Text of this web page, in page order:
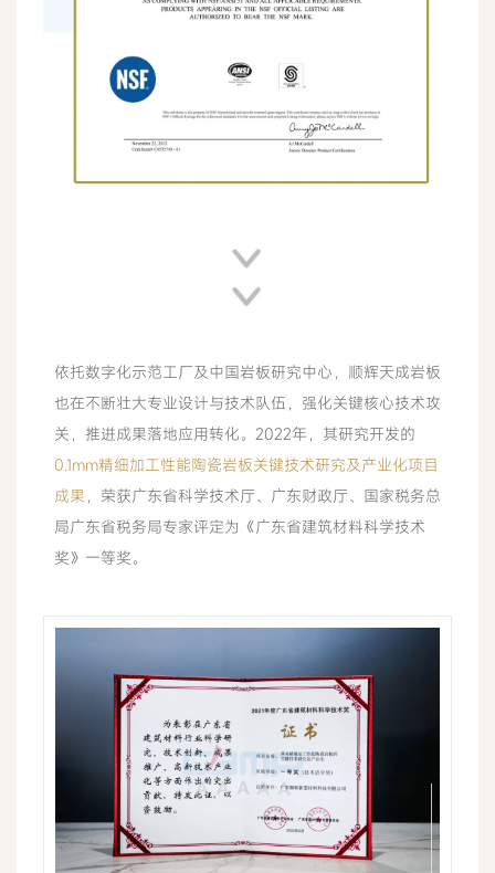
依托数字化示范工厂及中国岩板研究中心，顺辉天成岩板
也在不断壮大专业设计与技术队伍，强化关键核心技术攻
关，推进成果落地应用转化。2022年，其研究开发的
0.1mm精细加工性能陶瓷岩板关键技术研究及产业化项目
成果 ，荣获广东省科学技术厅、广东财政厅、国家税务总
局广东省税务局专家评定为《广东省建筑材料科学技术
奖》一等奖。